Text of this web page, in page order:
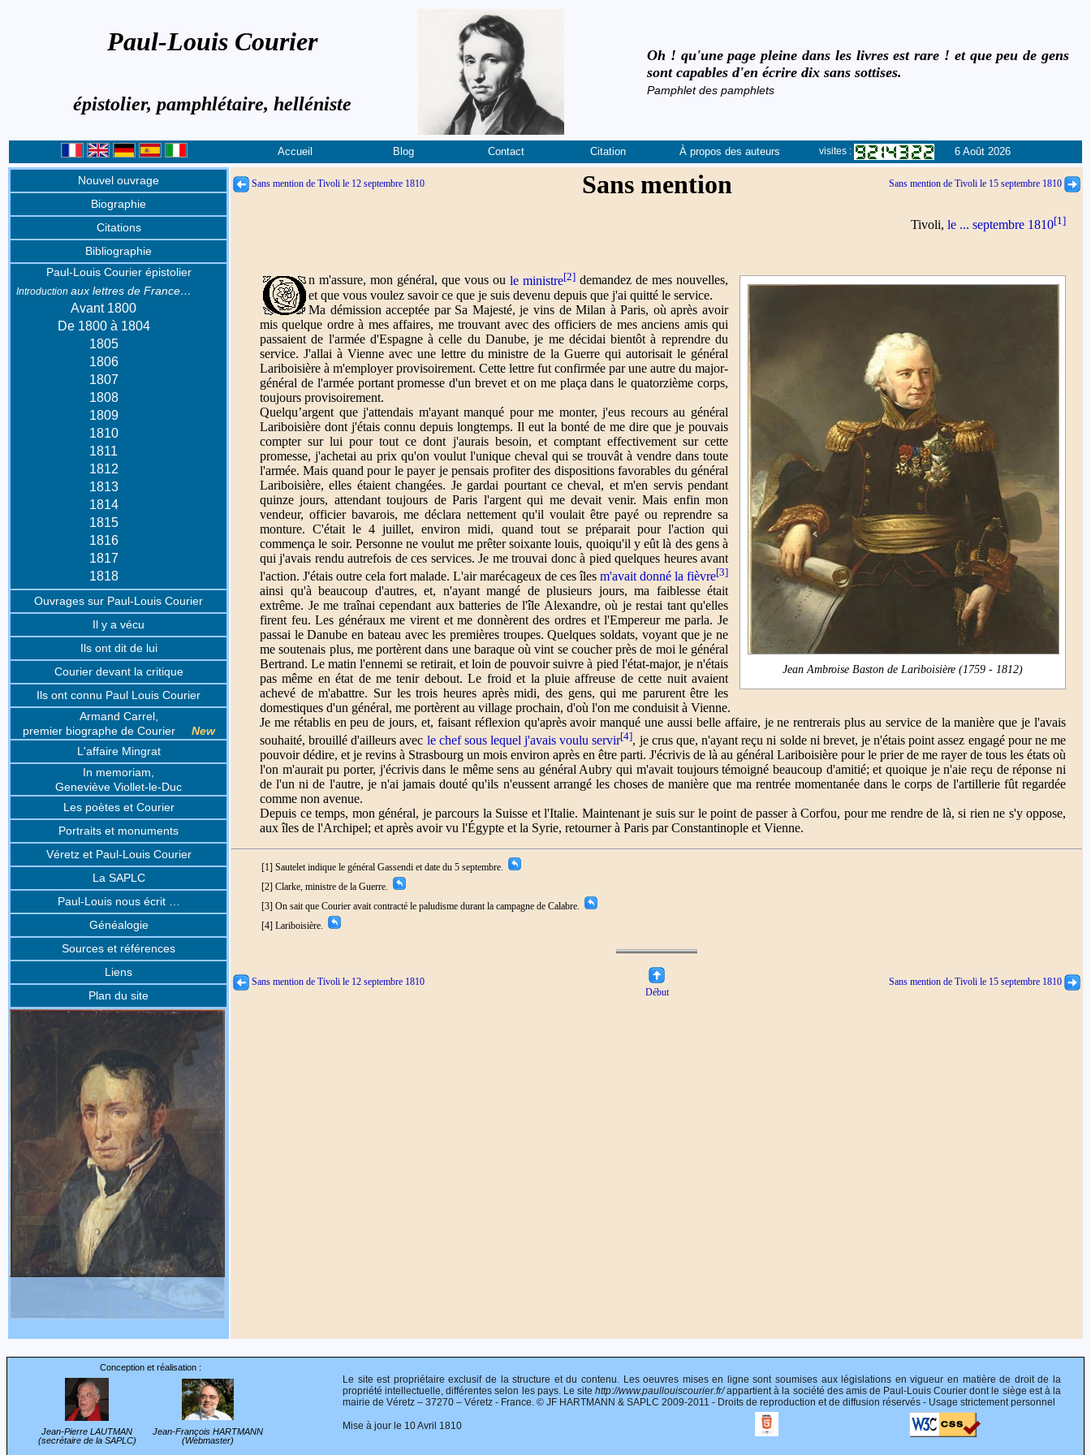
Paul-Louis Courier
épistolier, pamphlétaire, helléniste
Oh ! qu'une page pleine dans les livres est rare ! et que peu de gens
sont capables d'en écrire dix sans sottises.
Pamphlet des pamphlets
Accueil Blog Contact Citation À propos des auteurs visites : 6 Août 2026
Nouvel ouvrage
Biographie
Citations
Bibliographie
Paul-Louis Courier épistolier
Introduction aux lettres de France…
Avant 1800
De 1800 à 1804
1805
1806
1807
1808
1809
1810
1811
1812
1813
1814
1815
1816
1817
1818
Ouvrages sur Paul-Louis Courier
Il y a vécu
Ils ont dit de lui
Courier devant la critique
Ils ont connu Paul Louis Courier
Armand Carrel,
premier biographe de CourierNew
L'affaire Mingrat
In memoriam,
Geneviève Viollet-le-Duc
Les poètes et Courier
Portraits et monuments
Véretz et Paul-Louis Courier
La SAPLC
Paul-Louis nous écrit …
Généalogie
Sources et références
Liens
Plan du site
Sans mention de Tivoli le 12 septembre 1810 Sans mention Sans mention de Tivoli le 15 septembre 1810
Tivoli, le ... septembre 1810[1]
Jean Ambroise Baston de Lariboisière (1759 - 1812)
n m'assure, mon général, que vous oule ministre[2] demandez de mes nouvelles,
et que vous voulez savoir ce que je suis devenu depuis que j'ai quitté le service.
Ma démission acceptée par Sa Majesté, je vins de Milan à Paris, où après avoir
mis quelque ordre à mes affaires, me trouvant avec des officiers de mes anciens amis qui
passaient de l'armée d'Espagne à celle du Danube, je me décidai bientôt à reprendre du
service. J'allai à Vienne avec une lettre du ministre de la Guerre qui autorisait le général
Lariboisière à m'employer provisoirement. Cette lettre fut confirmée par une autre du major-
général de l'armée portant promesse d'un brevet et on me plaça dans le quatorzième corps,
toujours provisoirement.
Quelqu’argent que j'attendais m'ayant manqué pour me monter, j'eus recours au général
Lariboisière dont j'étais connu depuis longtemps. Il eut la bonté de me dire que je pouvais
compter sur lui pour tout ce dont j'aurais besoin, et comptant effectivement sur cette
promesse, j'achetai au prix qu'on voulut l'unique cheval qui se trouvât à vendre dans toute
l'armée. Mais quand pour le payer je pensais profiter des dispositions favorables du général
Lariboisière, elles étaient changées. Je gardai pourtant ce cheval, et m'en servis pendant
quinze jours, attendant toujours de Paris l'argent qui me devait venir. Mais enfin mon
vendeur, officier bavarois, me déclara nettement qu'il voulait être payé ou reprendre sa
monture. C'était le 4 juillet, environ midi, quand tout se préparait pour l'action qui
commença le soir. Personne ne voulut me prêter soixante louis, quoiqu'il y eût là des gens à
qui j'avais rendu autrefois de ces services. Je me trouvai donc à pied quelques heures avant
l'action. J'étais outre cela fort malade. L'air marécageux de ces îlesm'avait donné la fièvre[3]
ainsi qu'à beaucoup d'autres, et, n'ayant mangé de plusieurs jours, ma faiblesse était
extrême. Je me traînai cependant aux batteries de l'île Alexandre, où je restai tant qu'elles
firent feu. Les généraux me virent et me donnèrent des ordres et l'Empereur me parla. Je
passai le Danube en bateau avec les premières troupes. Quelques soldats, voyant que je ne
me soutenais plus, me portèrent dans une baraque où vint se coucher près de moi le général
Bertrand. Le matin l'ennemi se retirait, et loin de pouvoir suivre à pied l'état-major, je n'étais
pas même en état de me tenir debout. Le froid et la pluie affreuse de cette nuit avaient
achevé de m'abattre. Sur les trois heures après midi, des gens, qui me parurent être les
domestiques d'un général, me portèrent au village prochain, d'où l'on me conduisit à Vienne.
Je me rétablis en peu de jours, et, faisant réflexion qu'après avoir manqué une aussi belle affaire, je ne rentrerais plus au service de la manière que je l'avais
souhaité, brouillé d'ailleurs avec le chef sous lequel j'avais voulu servir[4], je crus que, n'ayant reçu ni solde ni brevet, je n'étais point assez engagé pour ne me
pouvoir dédire, et je revins à Strasbourg un mois environ après en être parti. J'écrivis de là au général Lariboisière pour le prier de me rayer de tous les états où
l'on m'aurait pu porter, j'écrivis dans le même sens au général Aubry qui m'avait toujours témoigné beaucoup d'amitié; et quoique je n'aie reçu de réponse ni
de l'un ni de l'autre, je n'ai jamais douté qu'ils n'eussent arrangé les choses de manière que ma rentrée momentanée dans le corps de l'artillerie fût regardée
comme non avenue.
Depuis ce temps, mon général, je parcours la Suisse et l'Italie. Maintenant je suis sur le point de passer à Corfou, pour me rendre de là, si rien ne s'y oppose,
aux îles de l'Archipel; et après avoir vu l'Égypte et la Syrie, retourner à Paris par Constantinople et Vienne.
[1] Sautelet indique le général Gassendi et date du 5 septembre.
[2] Clarke, ministre de la Guerre.
[3] On sait que Courier avait contracté le paludisme durant la campagne de Calabre.
[4] Lariboisière.
Sans mention de Tivoli le 12 septembre 1810
Début
Sans mention de Tivoli le 15 septembre 1810
Conception et réalisation :
Jean-Pierre LAUTMAN
(secrétaire de la SAPLC)
Jean-François HARTMANN
(Webmaster)
Le site est propriétaire exclusif de la structure et du contenu. Les oeuvres mises en ligne sont soumises aux législations en vigueur en matière de droit de la
propriété intellectuelle, différentes selon les pays. Le sitehttp://www.paullouiscourier.fr/appartient à la société des amis de Paul-Louis Courier dont le siège est à la
mairie de Véretz – 37270 – Véretz - France. © JF HARTMANN & SAPLC 2009-2011 - Droits de reproduction et de diffusion réservés - Usage strictement personnel
Mise à jour le 10 Avril 1810